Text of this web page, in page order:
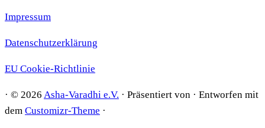
Impressum
Datenschutzerklärung
EU Cookie-Richtlinie
· © 2026 Asha-Varadhi e.V. · Präsentiert von · Entworfen mit
dem Customizr-Theme ·